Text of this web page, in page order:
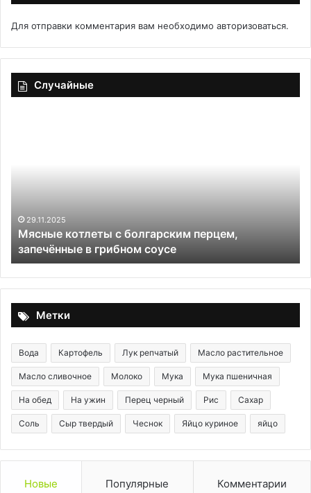
Для отправки комментария вам необходимо авторизоваться.
Случайные
перцем,
в
составе
и
выбрать
максимально
натуральный
«Е-шках» в составе и выбрать
натуральный продукт
Метки
Вода Картофель Лук репчатый Масло растительное
Масло сливочное Молоко Мука Мука пшеничная
На обед На ужин Перец черный Рис Сахар
Соль Сыр твердый Чеснок Яйцо куриное яйцо
Новые Популярные Комментарии